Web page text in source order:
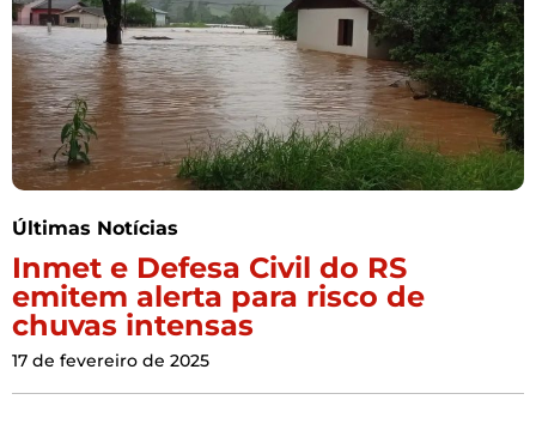
Últimas Notícias
Inmet e Defesa Civil do RS
emitem alerta para risco de
chuvas intensas
17 de fevereiro de 2025